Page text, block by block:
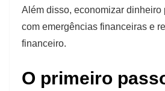
Além disso, economizar dinheiro
com emergências financeiras e
financeiro.
O primeiro